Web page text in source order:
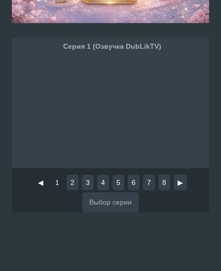
Серия 1 (Озвучка DubLikTV)
◀ 1 2 3 4 5 6 7 8 ▶